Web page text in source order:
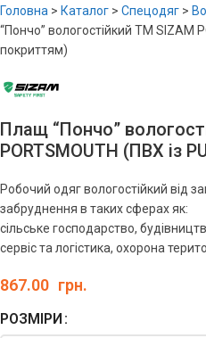
Головна > Каталог > Спецодяг >
“Пончо” вологостійкий ТМ SIZAM
покриттям)
Плащ “Пончо”
PORTSMOUTH (ПВХ із
Робочий одяг вологостійкий від
забруднення в таких сферах як:
сільське господарство,
сервіс та логістика, охорона
867.00 грн.
РОЗМІРИ